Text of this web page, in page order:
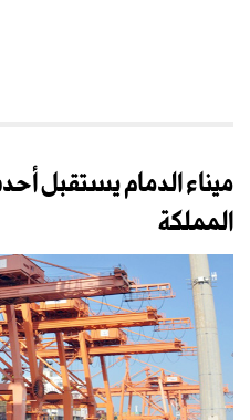
ميناء الدمام يستقبل
المملكة